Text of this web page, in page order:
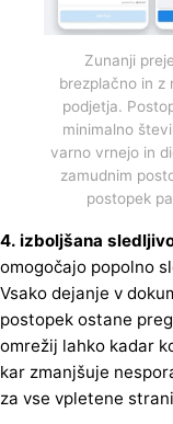
Zunanji
brezplačno in z
podjetja.
minimalno
varno vrnejo in
zamudnim
postopek
4. izboljšana
omogočajo popolno
Vsako dejanje v
postopek ostane
omrežij lahko kadar
kar zmanjšuje
za vse vpletene